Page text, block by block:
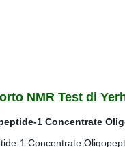
NMR Test di